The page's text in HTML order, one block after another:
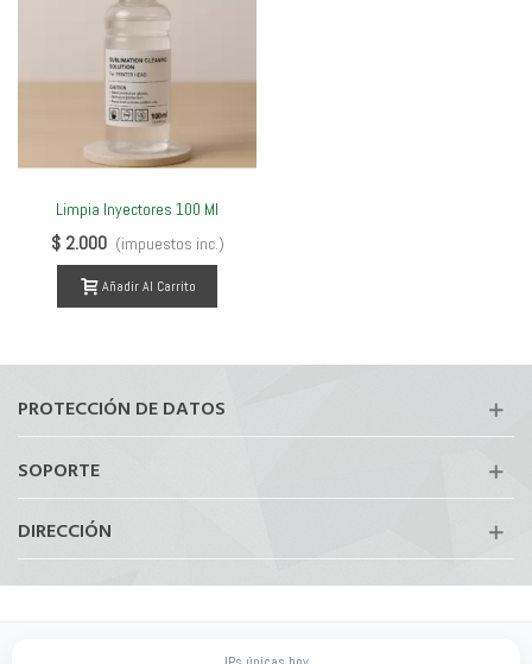
Limpia Inyectores 100 Ml
$ 2.000 (impuestos inc.)
Añadir Al Carrito
PROTECCIÓN DE DATOS
SOPORTE
DIRECCIÓN